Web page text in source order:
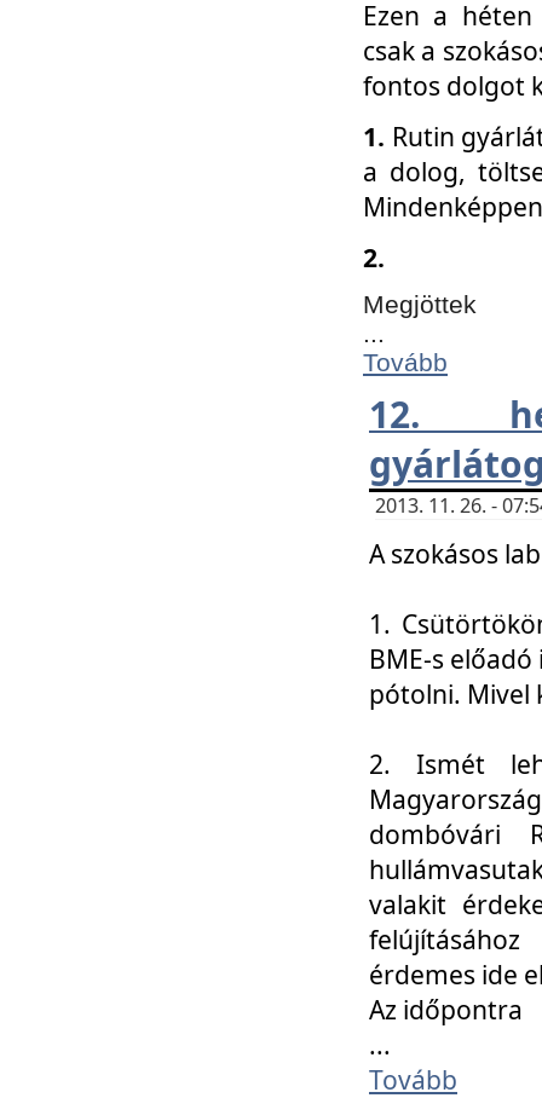
Ezen a
csak a
fontos dolgot
1. Rutin
a dolog,
2.
Megjöttek
...
Tovább
12.
2013. 11. 26. -
A szokásos
1.
BME-s
pótolni. Mivel
2. Ismét
dombóvári
valakit
érdemes ide
Az időpontra
...
Tovább